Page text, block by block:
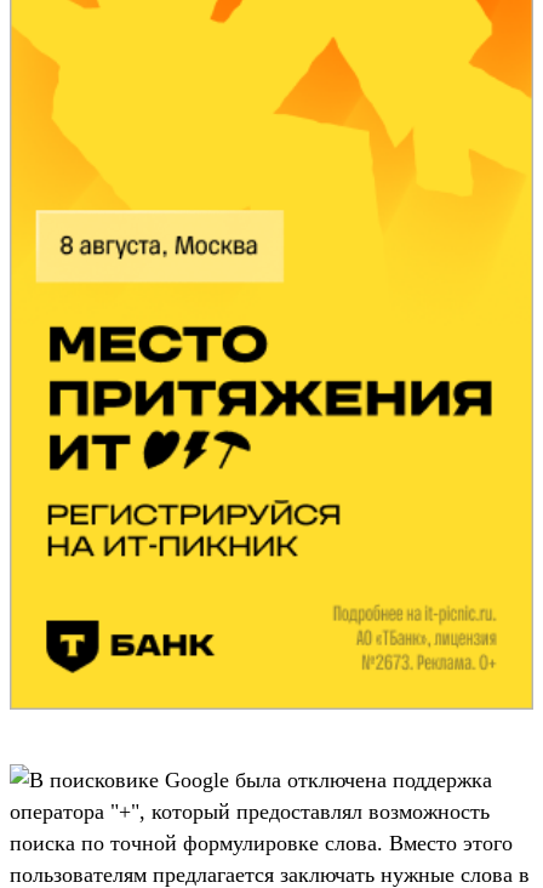
В поисковике Google была отключена поддержка
оператора "+", который предоставлял возможность
поиска по точной формулировке слова. Вместо этого
пользователям предлагается заключать нужные слова в